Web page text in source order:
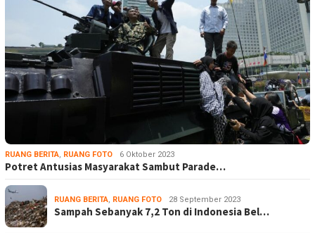
RUANG BERITA, RUANG FOTO 6 Oktober 2023
Potret Antusias Masyarakat Sambut Parade…
RUANG BERITA, RUANG FOTO 28 September 2023
Sampah Sebanyak 7,2 Ton di Indonesia Bel…